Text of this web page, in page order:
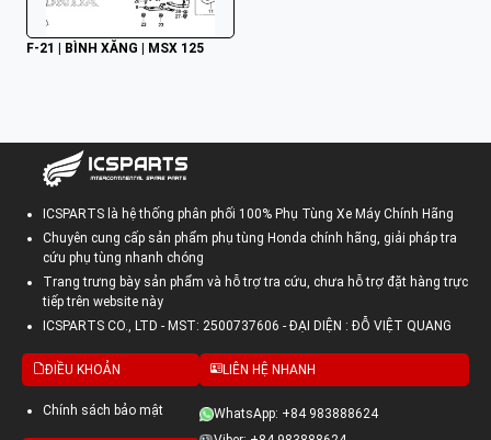
F-21 | BÌNH XĂNG | MSX 125
ICSPARTS là hệ thống phân phối 100% Phụ Tùng Xe Máy Chính Hãng
Chuyên cung cấp sản phẩm phụ tùng Honda chính hãng, giải pháp tra
cứu phụ tùng nhanh chóng
Trang trưng bày sản phẩm và hỗ trợ tra cứu, chưa hỗ trợ đặt hàng trực
tiếp trên website này
ICSPARTS CO., LTD - MST: 2500737606 - ĐẠI DIỆN : ĐỖ VIỆT QUANG
ĐIỀU KHOẢN
Chính sách bảo mật
LIÊN HỆ NHANH
WhatsApp: +84 983888624